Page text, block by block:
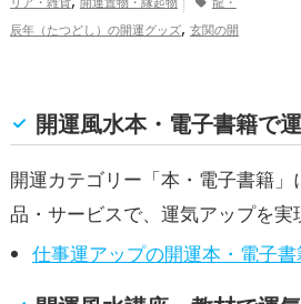
辰年（たつどし）の開運グッズ, 玄関の開
開運グッズ, 金色の開運グッズ,干支・十
二支の開運グッズ
金運アップ , 仕事
運アップ
健康運アップ
家庭運・家族運
,
開運風水本・電子書籍で運
開運カテゴリー「本・電子書籍
品・サービスで、運気アップを実
仕事運アップの開運本・電子